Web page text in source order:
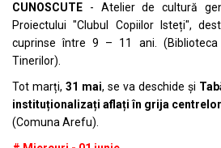
CUNOSCUTE - Atelier de cultură
Proiectului "Clubul Copiilor Isteți",
cuprinse între 9 – 11 ani. (Biblioteca
Tinerilor).
Tot marți, 31 mai, se va deschide și
instituționalizați aflați în grija
(Comuna Arefu).